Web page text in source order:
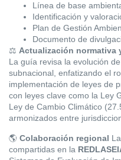
Línea de base
Identificación y
Plan de Gestión
Documento de
⚖️ Actualización normativa
La guía revisa la evolución
subnacional, enfatizando el
implementación de leyes de
con leyes clave como la Ley
Ley de Cambio Climático
armonizados entre
🌎 Colaboración regional
compartidas en la